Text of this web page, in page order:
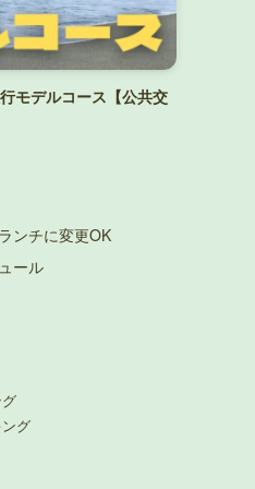
モデルコース【公共交
ンチに変更OK
ール
グ